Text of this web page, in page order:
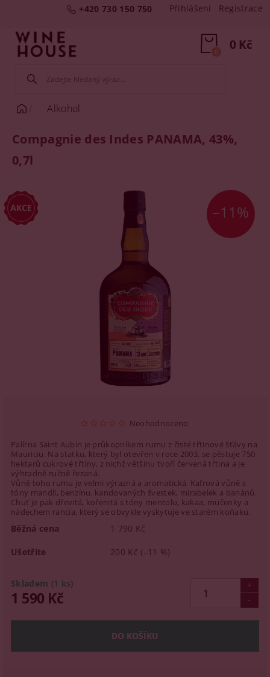
+420 730 150 750 Přihlášení Registrace
0 Kč
0
Alkohol
Compagnie des Indes PANAMA, 43%,
0,7l
–11%
Neohodnoceno
Palírna Saint Aubin je průkopníkem rumu z čisté třtinové šťávy na
Mauriciu. Na statku, který byl otevřen v roce 2003, se pěstuje 750
hektarů cukrové třtiny, z nichž většinu tvoří červená třtina a je
výhradně ručně řezaná.
Vůně toho rumu je velmi výrazná a aromatická. Kafrová vůně s
tóny mandlí, benzínu, kandovaných švestek, mirabelek a banánů.
Chuť je pak dřevitá, kořenitá s tóny mentolu, kakaa, mučenky a
nádechem rancia, který se obvykle vyskytuje ve starém koňaku.
Skladem (1 ks)
Běžná cena 1 790 Kč
Ušetříte 200 Kč (–11 %)
1 590 Kč